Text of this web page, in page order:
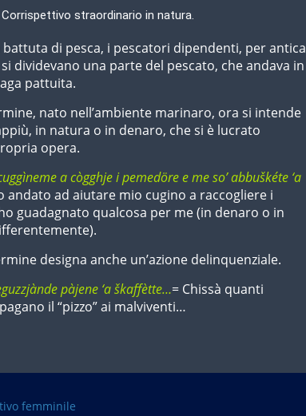
Corrispettivo straordinario in natura.
battuta di pesca, i pescatori dipendenti, per antica
dividevano una parte del pescato, che andava in
pattuita.
nato nell’ambiente marinaro, ora si intende
in natura o in denaro, che si è lucrato
opera.
a cògghje i pemedöre e me so’ abbuškéte ‘a
andato ad aiutare mio cugino a raccogliere i
guadagnato qualcosa per me (in denaro o in
designa anche un’azione delinquenziale.
pàjene ‘a škaffètte…= Chissà quanti
il “pizzo” ai malviventi…
femminile